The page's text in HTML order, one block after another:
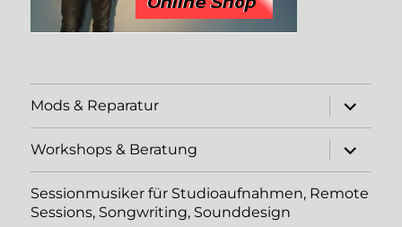
Mods & Reparatur
öffnen
Workshops & Beratung
öffnen
Sessionmusiker für Studioaufnahmen, Remote
Sessions, Songwriting, Sounddesign